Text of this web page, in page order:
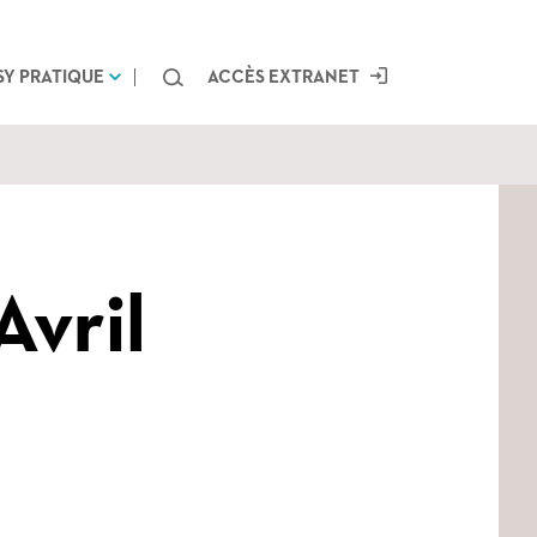
PRATIQUE ChercherACCÈS EXTRANET